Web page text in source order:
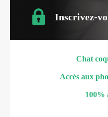
Inscrivez-
Chat
Accès aux
100%